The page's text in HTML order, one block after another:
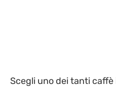
Scegli uno dei tanti caffè